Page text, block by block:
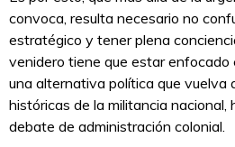
convoca, resulta necesario no
estratégico y tener plena
venidero tiene que estar enfocado
una alternativa política que vuelva
históricas de la militancia nacional,
debate de administración colonial.